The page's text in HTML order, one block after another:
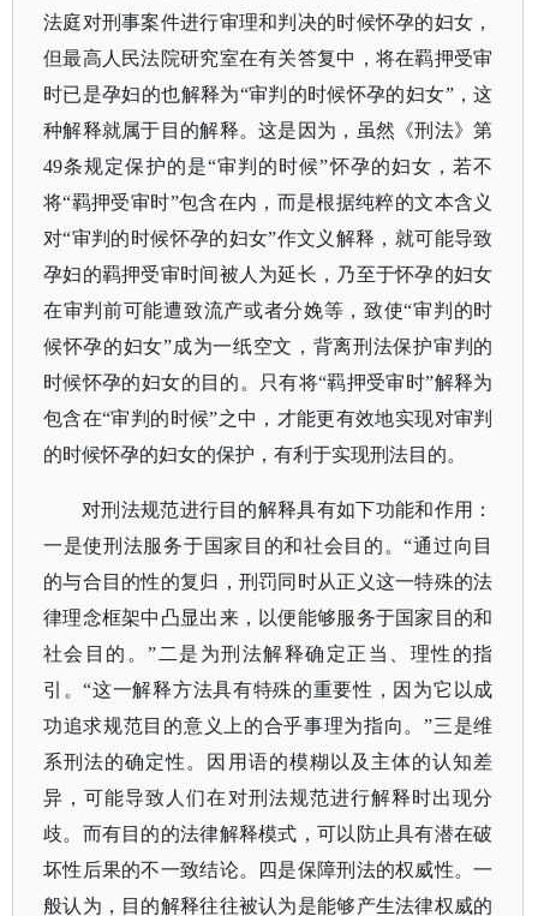
法庭对刑事案件进行审理和判决的时候怀孕的妇女，
但最高人民法院研究室在有关答复中，将在羁押受审
时已是孕妇的也解释为“审判的时候怀孕的妇女”，这
种解释就属于目的解释。这是因为，虽然《刑法》第
49条规定保护的是“审判的时候”怀孕的妇女，若不
将“羁押受审时”包含在内，而是根据纯粹的文本含义
对“审判的时候怀孕的妇女”作文义解释，就可能导致
孕妇的羁押受审时间被人为延长，乃至于怀孕的妇女
在审判前可能遭致流产或者分娩等，致使“审判的时
候怀孕的妇女”成为一纸空文，背离刑法保护审判的
时候怀孕的妇女的目的。只有将“羁押受审时”解释为
包含在“审判的时候”之中，才能更有效地实现对审判
的时候怀孕的妇女的保护，有利于实现刑法目的。
对刑法规范进行目的解释具有如下功能和作用：
一是使刑法服务于国家目的和社会目的。“通过向目
的与合目的性的复归，刑罚同时从正义这一特殊的法
律理念框架中凸显出来，以便能够服务于国家目的和
社会目的。”二是为刑法解释确定正当、理性的指
引。“这一解释方法具有特殊的重要性，因为它以成
功追求规范目的意义上的合乎事理为指向。”三是维
系刑法的确定性。因用语的模糊以及主体的认知差
异，可能导致人们在对刑法规范进行解释时出现分
歧。而有目的的法律解释模式，可以防止具有潜在破
坏性后果的不一致结论。四是保障刑法的权威性。一
般认为，目的解释往往被认为是能够产生法律权威的